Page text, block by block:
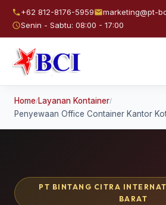
+62 812-8176-5959
marketing@pt-
Senin - Sabtu: 08:00 - 17:00
Home/Layanan Kontainer/
Penyewaan Office Container Kantor
PT BINTANG CITRA
BARAT